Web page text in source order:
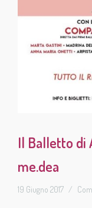
Il Balletto di
me.dea
19 Giugno 2017 /